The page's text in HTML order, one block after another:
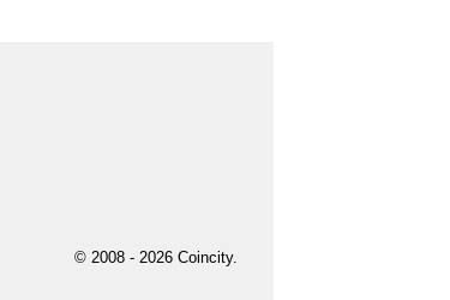
© 2008 - 2026 Coincity.